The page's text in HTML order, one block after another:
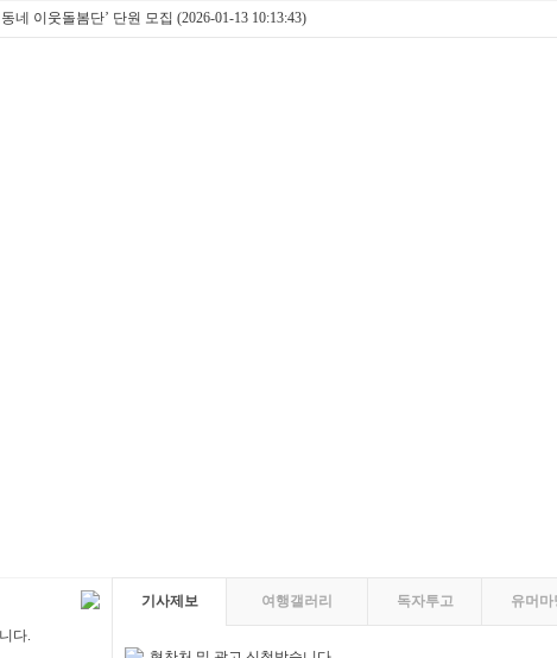
네 이웃돌봄단’ 단원 모집 (2026-01-13 10:13:43)
다.
기사제보 여행갤러리 독자투고 유머마